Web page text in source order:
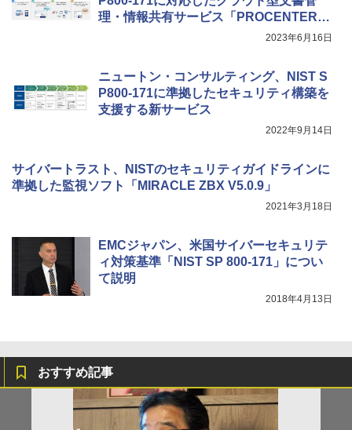
理・情報共有サービス「PROCENTER S
2023年6月16日
ニュートン・コンサルティング、NIST S
P800-171に準拠したセキュリティ構築を
支援する新サービス
2022年9月14日
サイバートラスト、NISTのセキュリティガイドラインに
準拠した監視ソフト「MIRACLE ZBX V5.0.9」
2021年3月18日
EMCジャパン、米国サイバーセキュリテ
ィ対策基準「NIST SP 800-171」につい
て説明
2018年4月13日
おすすめ記事